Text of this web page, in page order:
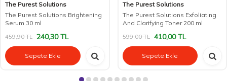
The Purest Solutions
The Purest Solutions Brightening
Serum 30 ml
459,90TL 240,30TL
Sepete Ekle
The Purest Solutions
The Purest Solutions Exfoliating
And Clarifying Toner 200 ml
599,00TL 410,00TL
Sepete Ekle